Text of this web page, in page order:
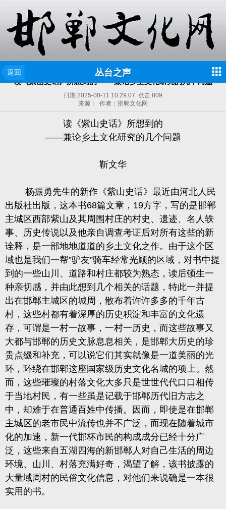
返回 丛台之声
读《紫山史话》所想到的 ——兼论乡土文化研究的几个问题
日期:2025-08-11 10:29:07 点击:809
来源： 作者：邯郸文化网
读 《紫山史话》 所想到的
——兼论乡土文化研究的几个问题
靳文华
杨振勇先生的新作《紫山史话》最近由河北人民
出版社出版， 这本书68篇文章 ， 19方字 ，写的是邯郸
主城区西部紫山及其周围村庄的村史、遗迹、名人轶
事、历史传说以及他亲自调查考证后对所有这些的新
诠释， 是一部地地道道的乡土文化之作。由于这个区
域也是我们一帮”驴友”骑车经常光顾的区域 ，对书中提
到的一些山川、道路和村庄都较为熟态，读后顿生一
种亲切感，并由此想到几个相关的话题，特此一并提
出在邯郸主城区的城周，散布着许许多多的千年古
村，这些村都有着深厚的历史积淀和丰富的文化遗
存，可谓是一村一故事，一村一历史，而这些故事又
大都与邯郸的历史文脉息息相关，是邯郫大历史的珍
贵点缀和补充，可以说它们其实就像是一道美丽的光
环，环绕在邯郫这座国家级历史文化名城的项上。然
而，这些璀璨的村落文化大多只是世世代代口口相传
于当地村民，有一些虽是记载于邯郸历代旧方志之
中，却难于在普通百姓中传播。因而，即使是在邯郸
主城区的老市民中流传也并不广泛，而现在随着城市
化的加速，新一代邯杯市民的构成成分已经十分广
泛，这些来自五湖四海的新邯郸人对自己生活的周边
环境、山川、村落充满好奇，渴望了解，该书披露的
大量域周村的民俗文化信息，对他们来说确是一本很
实用的书。